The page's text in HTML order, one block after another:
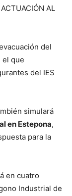
AL
del
el que
del IES
simulará
en Estepona,
para la
en cuatro
Industrial de